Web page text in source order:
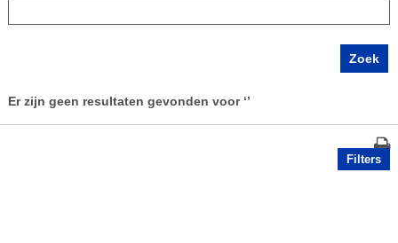
Er zijn geen resultaten gevonden voor ‘’
Filters